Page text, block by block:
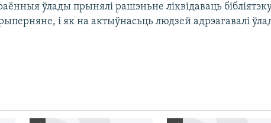
ўлады прынялі рашэньне ліквідаваць
і як на актыўнасьць людзей адрэагавалі